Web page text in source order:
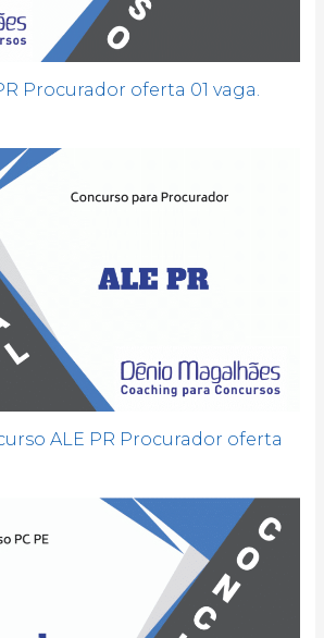
Procurador oferta 01 vaga.
ALE PR Procurador oferta